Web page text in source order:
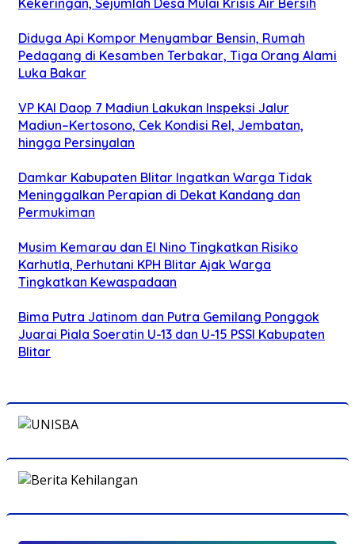
Diduga Api Kompor Menyambar Bensin, Rumah
Pedagang di Kesamben Terbakar, Tiga Orang Alami
Luka Bakar
VP KAI Daop 7 Madiun Lakukan Inspeksi Jalur
Madiun–Kertosono, Cek Kondisi Rel, Jembatan,
hingga Persinyalan
Damkar Kabupaten Blitar Ingatkan Warga Tidak
Meninggalkan Perapian di Dekat Kandang dan
Permukiman
Musim Kemarau dan El Nino Tingkatkan Risiko
Karhutla, Perhutani KPH Blitar Ajak Warga
Tingkatkan Kewaspadaan
Bima Putra Jatinom dan Putra Gemilang Ponggok
Juarai Piala Soeratin U-13 dan U-15 PSSI Kabupaten
Blitar